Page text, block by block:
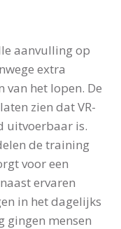
aanvulling op
extra
van het lopen. De
zien dat VR-
uitvoerbaar is.
de training
voor een
ervaren
in het dagelijks
gingen mensen